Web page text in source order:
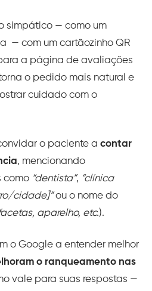
simpático — como um
— com um cartãozinho QR
a página de avaliações
o pedido mais natural e
cuidado com o
o paciente a contar
, mencionando
como “dentista”, “clínica
cidade]”ou o nome do
aparelho, etc.).
o Google a entender melhor
o ranqueamento nas
vale para suas respostas —